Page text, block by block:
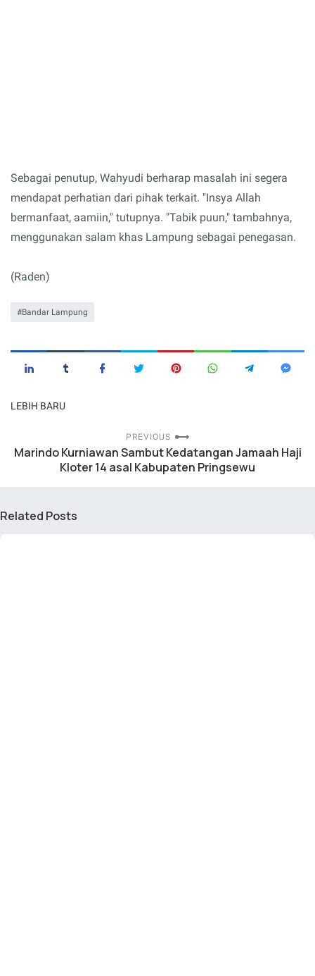
Sebagai penutup, Wahyudi berharap masalah ini segera
mendapat perhatian dari pihak terkait. "Insya Allah
bermanfaat, aamiin," tutupnya. "Tabik puun," tambahnya,
menggunakan salam khas Lampung sebagai penegasan.
(Raden)
Bandar Lampung
LEBIH BARU
PREVIOUS
Marindo Kurniawan Sambut Kedatangan Jamaah Haji
Kloter 14 asal Kabupaten Pringsewu
Related Posts